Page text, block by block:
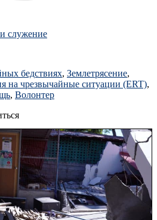
служение
бедствиях, Землетрясение,
на чрезвычайные ситуации (ERT),
, Волонтер